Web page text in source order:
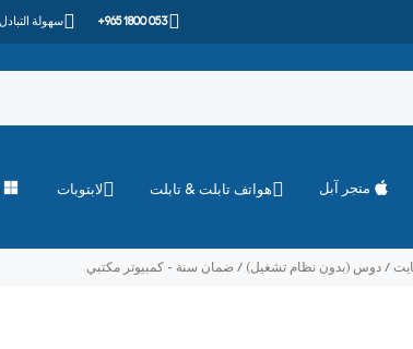
+965 1800 053 سهولة التبادل
متجر آبل هواتف تابلت & تابلت لابتوبات